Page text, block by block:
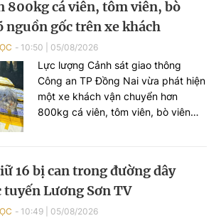
800kg cá viên, tôm viên, bò
nguồn gốc trên xe khách
10:50 05/08/2026
Lực lượng Cảnh sát giao thông
Công an TP Đồng Nai vừa phát hiện
một xe khách vận chuyển hơn
800kg cá viên, tôm viên, bò viên
chung với nhiều loại hàng hóa khác
trong khoang hành lý, không bảo
đảm điều kiện an toàn thực phẩm.
16 bị can trong đường dây
tuyến Lương Sơn TV
10:49 05/08/2026